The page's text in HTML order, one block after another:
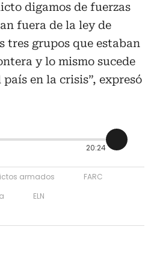
digamos de fuerzas
fuera de la ley de
tres grupos que estaban
y lo mismo sucede
en la crisis”, expresó
20:24
armados
FARC
ELN